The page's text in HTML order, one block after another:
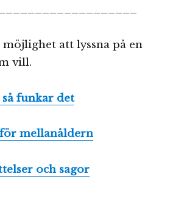
möjlighet att lyssna på en
vill.
funkar det
mellanåldern
och sagor